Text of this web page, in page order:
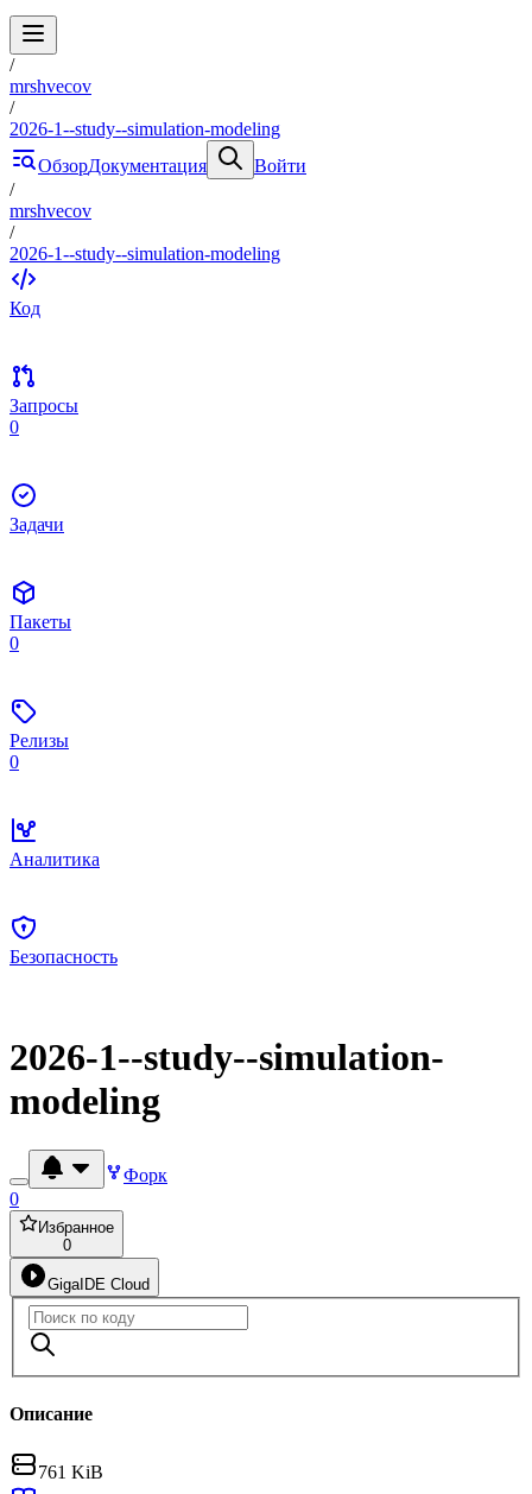
/
mrshvecov
/
2026-1--study--simulation-modeling
ОбзорДокументация
Войти
/
mrshvecov
/
2026-1--study--simulation-modeling
Код
Запросы
0
Задачи
Пакеты
0
Релизы
0
Аналитика
Безопасность
2026-1--study--simulation-
modeling
Форк
0
Избранное
0
GigaIDE Cloud
Описание
761 KiB